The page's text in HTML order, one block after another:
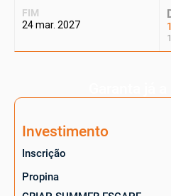
FIM
24 mar. 2027
Investimento
Inscrição
Propina